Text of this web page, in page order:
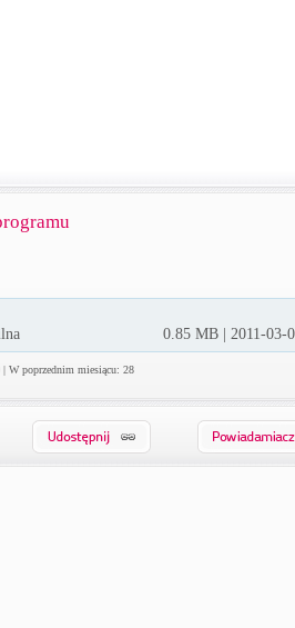
0.85 MB | 2011-03-
W poprzednim miesiącu: 28